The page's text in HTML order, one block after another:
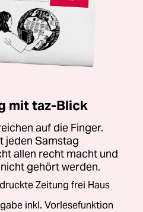
mit taz-Blick
auf die Finger.
jeden Samstag
allen recht macht und
gehört werden.
Zeitung frei Haus
inkl. Vorlesefunktion